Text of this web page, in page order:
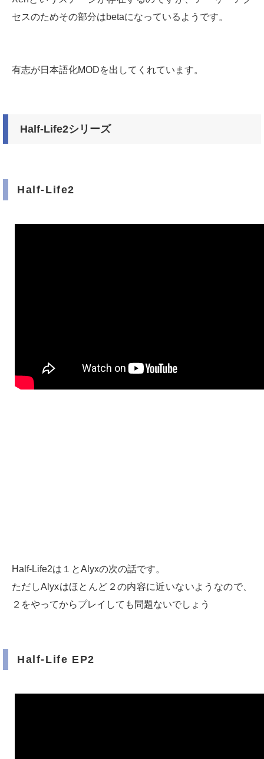
セスのためその部分はbetaになっているようです。
有志が日本語化MODを出してくれています。
Half-Life2シリーズ
Half-Life2
Half-Life2は１とAlyxの次の話です。
ただしAlyxはほとんど２の内容に近いないようなので、
２をやってからプレイしても問題ないでしょう
Half-Life EP2